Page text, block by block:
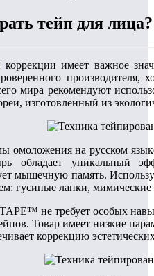
тейп для лица?
имеет важное
производителя,
мира рекомендуют
изготовленный из
омоложения на русском
обладает уникальный
мышечную память.
гусиные лапки,
не требует особых
Товар имеет низкие
коррекцию